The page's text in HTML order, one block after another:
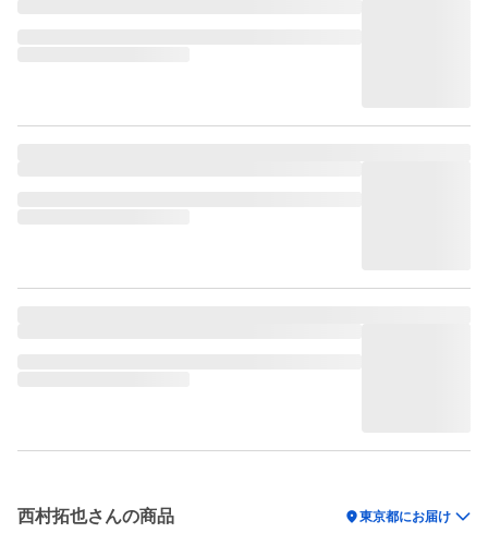
西村拓也さんの商品 location_on東京都にお届け